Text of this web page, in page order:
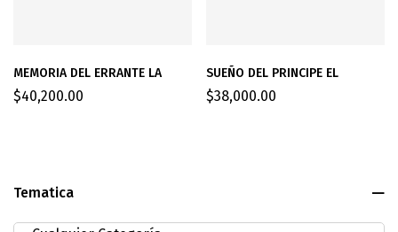
Tematica
MEMORIA DEL ERRANTE LA
$40,200.00
SUEÑO DEL PRINCIPE EL
$38,000.00